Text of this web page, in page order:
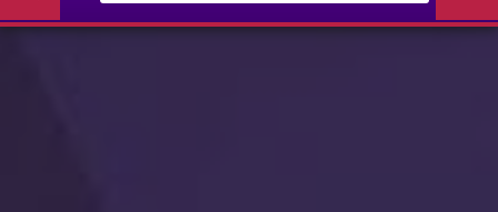
COM